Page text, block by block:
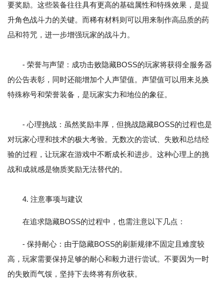
要奖励。这些装备往往具有更高的基础属性和特殊效果，是提
升角色战斗力的关键。而稀有材料则可以用来制作高品质的药
品和符咒，进一步增强玩家的战斗力。
- 荣誉与声望：成功击败隐藏BOSS的玩家将获得全服务器
的公告表彰，同时还能增加个人声望值。声望值可以用来兑换
特殊称号和荣誉装备，是玩家实力和地位的象征。
- 心理挑战：虽然奖励丰厚，但挑战隐藏BOSS的过程也是
对玩家心理和技术的极大考验。无数次的尝试、失败和总结经
验的过程，让玩家在游戏中不断成长和进步。这种心理上的挑
战和成就感是物质奖励无法替代的。
4. 注意事项与建议
在追求隐藏BOSS的过程中，也需注意以下几点：
- 保持耐心：由于隐藏BOSS的刷新规律不固定且难度较
高，玩家需要保持足够的耐心和毅力进行尝试。不要因为一时
的失败而气馁，坚持下去终将有所收获。